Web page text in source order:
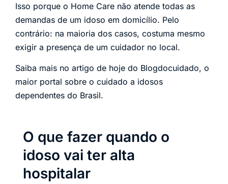
Isso porque o Home Care não atende todas as
demandas de um idoso em domicílio. Pelo
contrário: na maioria dos casos, costuma mesmo
exigir a presença de um cuidador no local.
Saiba mais no artigo de hoje do Blogdocuidado, o
maior portal sobre o cuidado a idosos
dependentes do Brasil.
O que fazer quando o
idoso vai ter alta
hospitalar